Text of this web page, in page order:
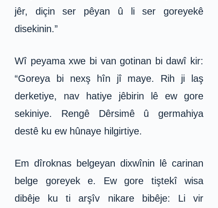
jêr, diçin ser pêyan û li ser goreyekê
disekinin.”
Wî peyama xwe bi van gotinan bi dawî kir:
“Goreya bi nexş hîn jî maye. Rih ji laş
derketiye, nav hatiye jêbirin lê ew gore
sekiniye. Rengê Dêrsimê û germahiya
destê ku ew hûnaye hilgirtiye.
Em dîroknas belgeyan dixwînin lê carinan
belge goreyek e. Ew gore tiştekî wisa
dibêje ku ti arşîv nikare bibêje: Li vir